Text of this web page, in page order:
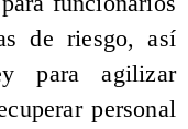
de riesgo, así
para agilizar
personal